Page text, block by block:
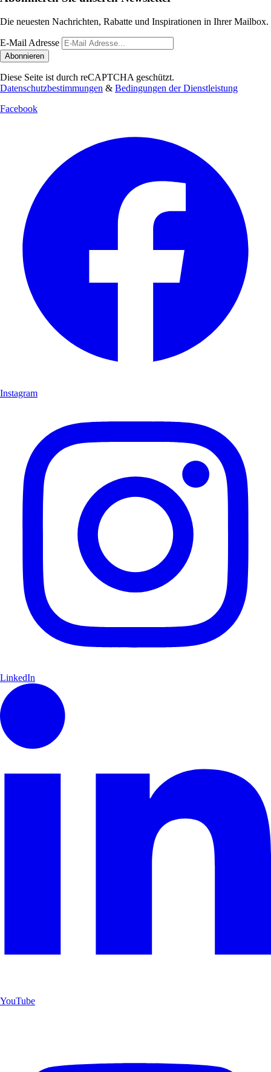
Die neuesten Nachrichten, Rabatte und Inspirationen in Ihrer Mailbox.
E-Mail Adresse
Abonnieren
Diese Seite ist durch reCAPTCHA geschützt.
Datenschutzbestimmungen & Bedingungen der Dienstleistung
Facebook
Instagram
LinkedIn
YouTube